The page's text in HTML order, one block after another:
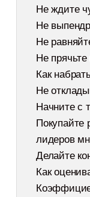
Не ждите
Не
Не
Не
Как
Не
Начните с
Покупайте
лидеров
Делайте
Как